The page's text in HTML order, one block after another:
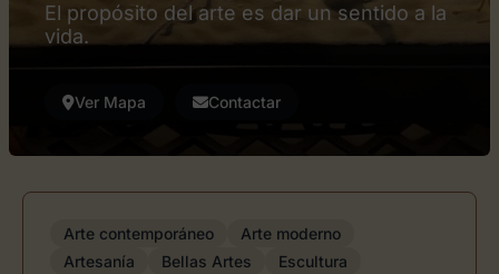
El propósito del arte es dar un sentido a la
vida.
Ver Mapa Contactar
Arte contemporáneo
Arte moderno
Artesanía
Bellas Artes Escultura